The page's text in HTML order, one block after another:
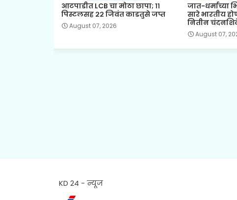
आटपाडीत LCB चा मोठा छापा; ११
पिस्टलसह २२ जिवंत काडतुसे जप्त
August 07, 2026
जात-
सारे भारतीय
नितीन
August 07,
KD 24 - न्यूज